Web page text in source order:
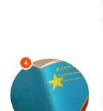
4